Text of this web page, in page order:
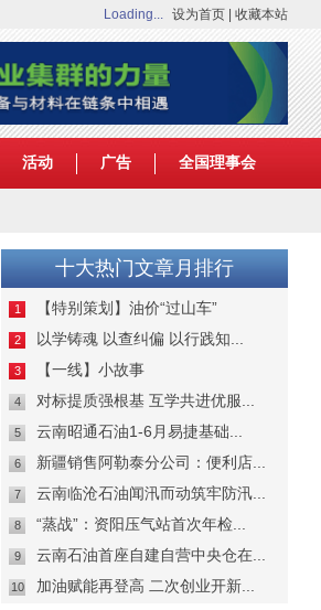
Loading... 设为首页 收藏本站
活动 广告 全国理事会
十大热门文章月排行
1 【特别策划】油价“过山车”
2 以学铸魂 以查纠偏 以行践知...
3 【一线】小故事
4 对标提质强根基 互学共进优服...
5 云南昭通石油1-6月易捷基础...
6 新疆销售阿勒泰分公司：便利店...
7 云南临沧石油闻汛而动筑牢防汛...
8 “蒸战”：资阳压气站首次年检...
9 云南石油首座自建自营中央仓在...
10 加油赋能再登高 二次创业开新...